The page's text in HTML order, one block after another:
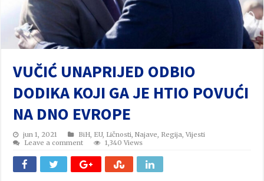
VUČIĆ UNAPRIJED ODBIO
DODIKA KOJI GA JE HTIO POVUĆI
NA DNO EVROPE
jun 1, 2021 BiH, EU, Ličnosti,Najave, Regija,Vijesti
Leave a comment
1,340 Views